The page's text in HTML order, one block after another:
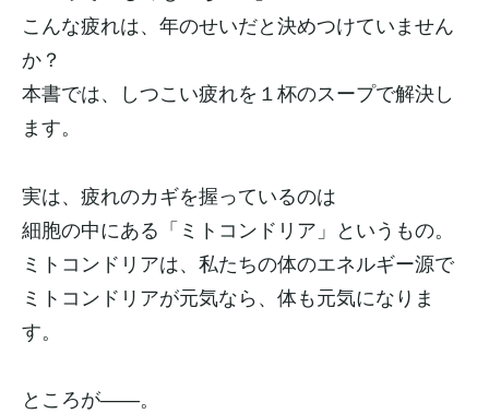
こんな疲れは、年のせいだと決めつけていません
か？
本書では、しつこい疲れを１杯のスープで解決し
ます。
実は、疲れのカギを握っているのは
細胞の中にある「ミトコンドリア」というもの。
ミトコンドリアは、私たちの体のエネルギー源で
ミトコンドリアが元気なら、体も元気になりま
す。
ところが――。